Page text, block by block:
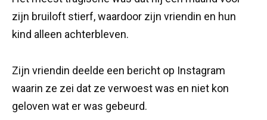
zijn bruiloft stierf, waardoor zijn vriendin en hun
kind alleen achterbleven.
Zijn vriendin deelde een bericht op Instagram
waarin ze zei dat ze verwoest was en niet kon
geloven wat er was gebeurd.